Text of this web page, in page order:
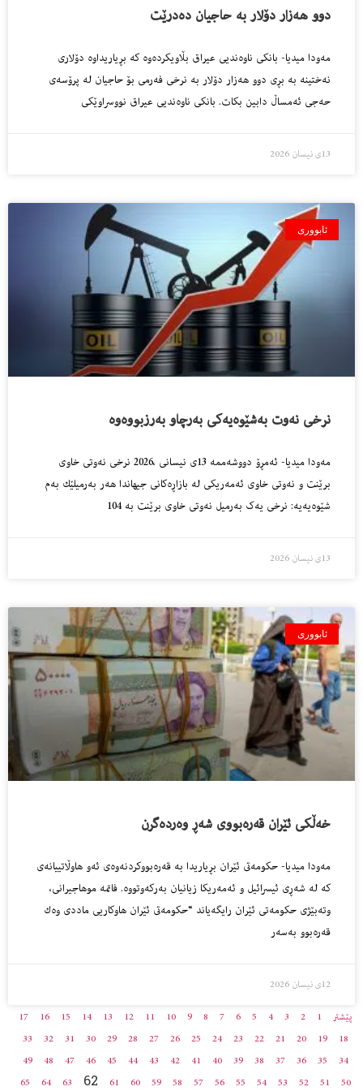
دوو هەزار دۆلار بە حاجیان دەدرێت
مەودا میدیا- بانکی ناوەندیی عیراق بڵاویکردەوە کە بڕیاریداوە دۆلاری
نەختینە بە بڕی دوو هەزار دۆلار بە نرخی فەرمی بۆ حاجیان لە پرۆسەی
حەجی ئەمساڵ دابین بکات. بانکی ناوەندیی عیراق نووسراوێکی
13ی نیسان 2026
ئابووری
نرخی نەوت بەشێوەیەکی بەرچاو بەرزبووەوە
مەودا میدیا- ئەمڕۆ دووشەممە 13ی نیسانی ،2026 نرخی نەوتی خاوی
برێنت و نەوتی خاوی ئەمەریكی لە بازاڕەكانی جیهاندا هەر بەرمیلێك بەم
شێوەیەیە: نرخی یەک بەرمیل نەوتی خاوی برێنت بە 104
13ی نیسان 2026
ئابووری
خەڵکی ئێران قەرەبووى شەڕ وەردەگرن
مەودا میدیا- حكومه‌تى ئێران بڕیاریدا به‌ قه‌ره‌بووكردنه‌وه‌ى ئه‌و هاوڵاتییانه‌ى
كه‌ له‌ شه‌ڕى ئیسرائیل و ئه‌مه‌ریكا زیانیان به‌ركه‌وتووه‌. فاتمە موهاجیرانی،
وتەبێژی حکومەتی ئێران رایگەیاند “حکومەتى ئێران هاوكاریی ماددى وه‌ك
قه‌ره‌بوو به‌سه‌ر
12ی نیسان 2026
پێشتر 1
2
3
4
5
6
7
8
9
10
11
12
13
14
15
16
17
18
19
20
21
22
23
24
25
26
27
28
29
30
31
32
33
34
35
36
37
38
39
40
41
42
43
44
45
46
47
48
49
50
51
52
53
54
55
56
57
58
59
60
61
62
63
64
65